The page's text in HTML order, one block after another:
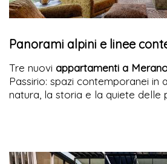
Panorami alpini e linee
Tre nuovi appartamenti a
Passirio: spazi contemporanei in
natura, la storia e la quiete delle